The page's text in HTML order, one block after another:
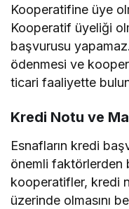
Kooperatifine üye
Kooperatif üyeliği
başvurusu
ödenmesi ve
ticari faaliyette
Kredi Notu ve
Esnafların kredi
önemli faktörlerden
kooperatifler, kredi
üzerinde olmasını